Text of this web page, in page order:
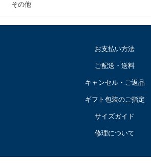
その他
お支払い方法
ご配送・送料
キャンセル・ご返品
ギフト包装のご指定
サイズガイド
修理について